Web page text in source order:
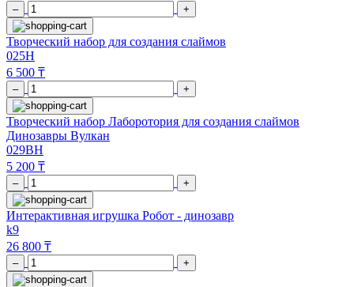
– +
Творческий набор для создания слаймов
025H
6 500 ₸
– +
Творческий набор Лаборотория для создания слаймов
Динозавры Вулкан
029BH
5 200 ₸
– +
Интерактивная игрушка Робот - динозавр
k9
26 800 ₸
– +